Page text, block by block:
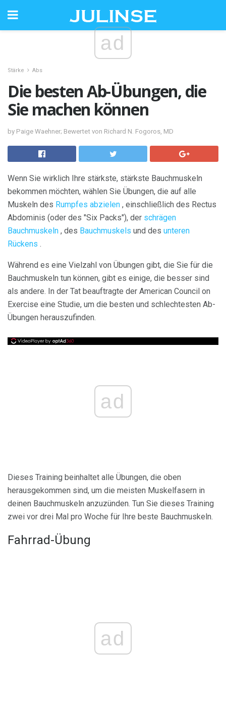
ad
Stärke Abs
Die besten Ab-Übungen, die
Sie machen können
by Paige Waehner; Bewertet von Richard N. Fogoros, MD
Wenn Sie wirklich Ihre stärkste, stärkste Bauchmuskeln
bekommen möchten, wählen Sie Übungen, die auf alle
Muskeln des Rumpfes abzielen , einschließlich des Rectus
Abdominis (oder des "Six Packs"), der schrägen
Bauchmuskeln , des Bauchmuskels und des unteren
Rückens .
Während es eine Vielzahl von Übungen gibt, die Sie für die
Bauchmuskeln tun können, gibt es einige, die besser sind
als andere. In der Tat beauftragte der American Council on
Exercise eine Studie, um die besten und schlechtesten Ab-
Übungen herauszufinden.
ad
Dieses Training beinhaltet alle Übungen, die oben
herausgekommen sind, um die meisten Muskelfasern in
deinen Bauchmuskeln anzuzünden. Tun Sie dieses Training
zwei vor drei Mal pro Woche für Ihre beste Bauchmuskeln.
Fahrrad-Übung
ad